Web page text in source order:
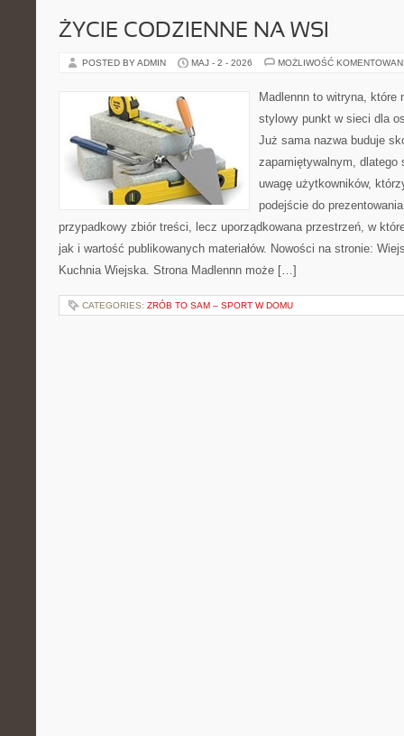
ŻYCIE CODZIENNE NA WSI
POSTED BY ADMIN MAJ - 2 - 2026 MOŻLIWOŚĆ
Madlennn to witryna, które
stylowy punkt w sieci dla
Już sama nazwa buduje
zapamiętywalnym, dlatego
uwagę użytkowników,
podejście do
przypadkowy zbiór treści, lecz uporządkowana przestrzeń, w
jak i wartość publikowanych materiałów. Nowości na stronie:
Kuchnia Wiejska. Strona Madlennn może […]
CATEGORIES: ZRÓB TO SAM – SPORT W DOMU